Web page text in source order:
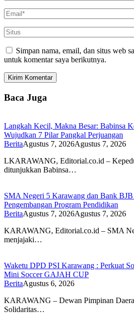
Simpan nama, email, dan situs web
untuk komentar saya berikutnya.
Baca Juga
Langkah Kecil, Makna Besar: Babinsa
Wujudkan 7 Pilar Pangkal Perjuangan
BeritaAgustus 7, 2026Agustus 7, 2026
LKARAWANG, Editorial.co.id –
ditunjukkan Babinsa…
SMA Negeri 5 Karawang dan Bank
Pengembangan Program Pendidikan
BeritaAgustus 7, 2026Agustus 7, 2026
KARAWANG, Editorial.co.id – SMA
menjajaki…
Waketu DPD PSI Karawang : Perkuat
Mini Soccer GAJAH CUP
BeritaAgustus 6, 2026
KARAWANG – Dewan Pimpinan
Solidaritas…